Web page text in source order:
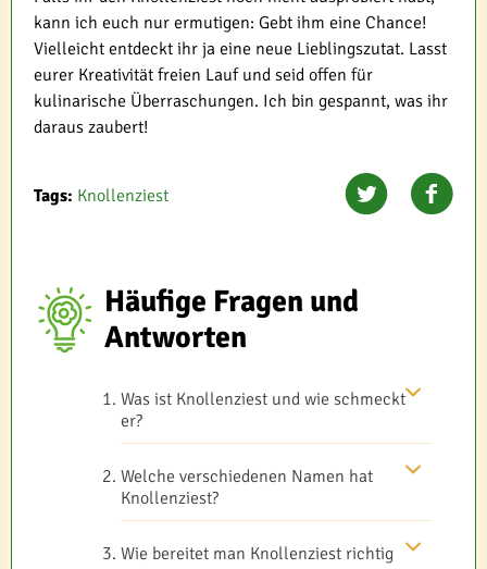
kann ich euch nur ermutigen: Gebt ihm eine Chance!
Vielleicht entdeckt ihr ja eine neue Lieblingszutat. Lasst
eurer Kreativität freien Lauf und seid offen für
kulinarische Überraschungen. Ich bin gespannt, was ihr
daraus zaubert!
Tags: Knollenziest
Häufige Fragen und
Antworten
Was ist Knollenziest und wie schmeckt
er?
Welche verschiedenen Namen hat
Knollenziest?
Wie bereitet man Knollenziest richtig